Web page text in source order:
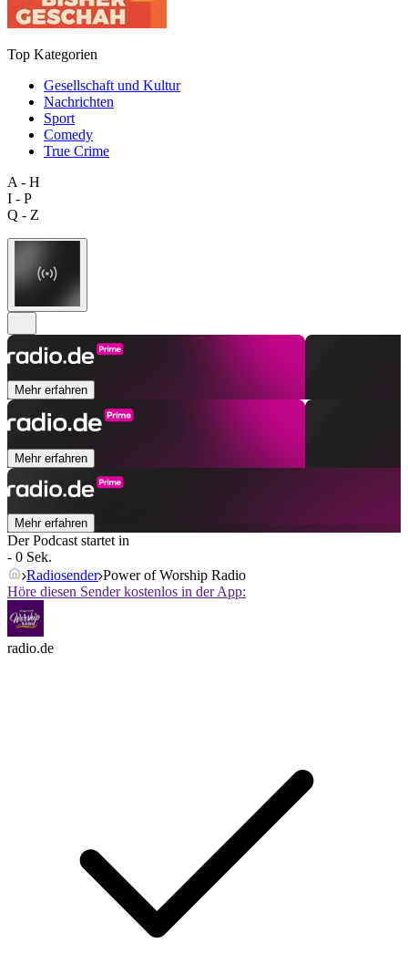
Top Kategorien
Gesellschaft und Kultur
Nachrichten
Sport
Comedy
True Crime
A - H
I - P
Q - Z
Mehr erfahren
Mehr erfahren
Mehr erfahren
Der Podcast startet in
- 0 Sek.
Radiosender Power of Worship Radio
Höre diesen Sender kostenlos in der App:
radio.de